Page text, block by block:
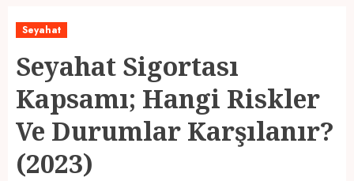
Seyahat
Seyahat Sigortası
Kapsamı; Hangi Riskler
Ve Durumlar Karşılanır?
(2023)